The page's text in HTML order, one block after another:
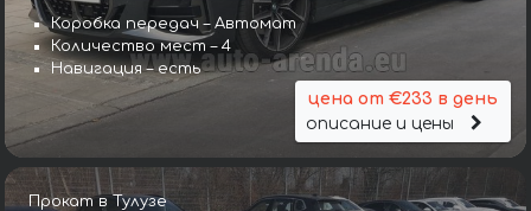
Коробка передач – Автомат
Количество мест – 4
Навигация – есть
цена от €233 в день
описание и цены
Прокат в Тулузе